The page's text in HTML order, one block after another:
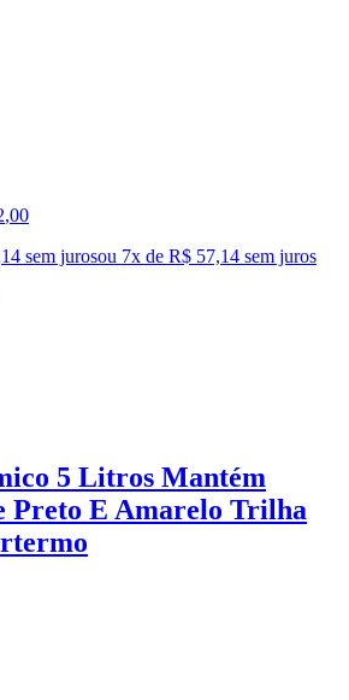
,00
sem jurosou 7x de R$ 57,14 sem juros
5 Litros Mantém
Preto E Amarelo Trilha